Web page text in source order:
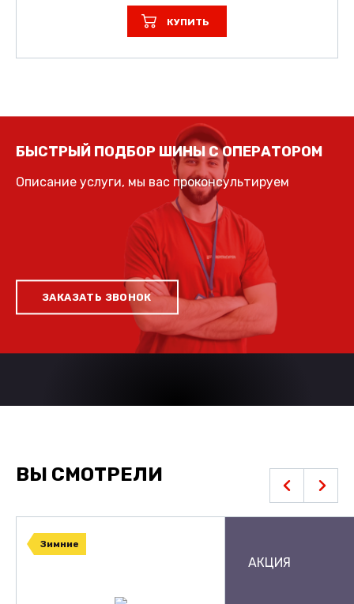
КУПИТЬ
БЫСТРЫЙ ПОДБОР ШИНЫ С ОПЕРАТОРОМ
Описание услуги, мы вас проконсультируем
ЗАКАЗАТЬ ЗВОНОК
ВЫ СМОТРЕЛИ
Зимние
АКЦИЯ